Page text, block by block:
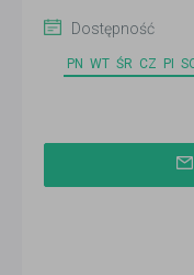
Dostępność
PN WT ŚR CZ PI